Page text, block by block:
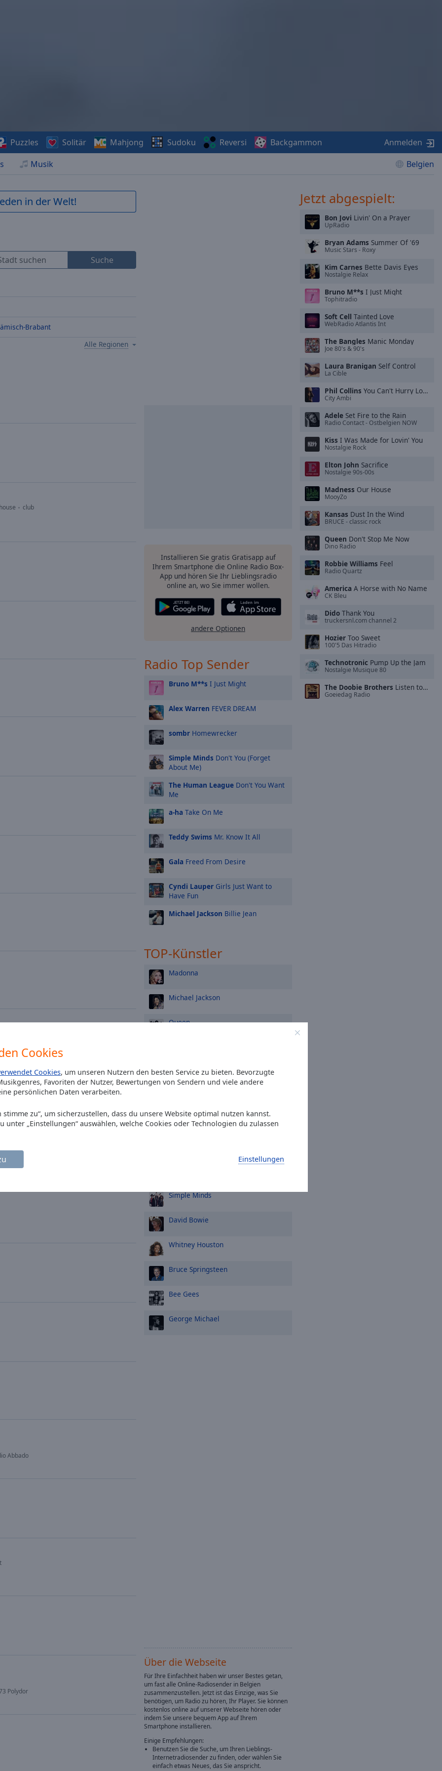
Cookies
Cookies, um unseren Nutzern den besten Service zu bieten. Bevorzugte
Favoriten der Nutzer, Bewertungen von Sendern und viele andere
persönlichen Daten verarbeiten.
stimme zu“, um sicherzustellen, dass du unsere Website optimal nutzen kannst.
unter „Einstellungen“ auswählen, welche Cookies oder Technologien du zulassen
Einstellungen
Musik Belgien
Puzzles Solitär Mahjong Sudoku Reversi Backgammon Anmelden
in der Welt!
Suche
Brabant
Alle Regionen
club
Abbado
Polydor
Installieren Sie gratis Gratisapp auf
Ihrem Smartphone die Online Radio Box-
App und hören Sie Ihr Lieblingsradio
online an, wo Sie immer wollen.
andere Optionen
Radio Top Sender
Bruno M**s I Just Might
Alex Warren FEVER DREAM
sombr Homewrecker
Simple Minds Don't You (Forget
About Me)
The Human League Don't You Want
Me
a-ha Take On Me
Teddy Swims Mr. Know It All
Gala Freed From Desire
Cyndi Lauper Girls Just Want to
Have Fun
Michael Jackson Billie Jean
TOP-Künstler
Madonna
Michael Jackson
Queen
Tina Turner
ABBA
Simple Minds
David Bowie
Whitney Houston
Bruce Springsteen
Bee Gees
George Michael
Über die Webseite
Für Ihre Einfachheit haben wir unser Bestes getan,
um fast alle Online-Radiosender in Belgien
zusammenzustellen. Jetzt ist das Einzige, was Sie
benötigen, um Radio zu hören, Ihr Player. Sie können
kostenlos online auf unserer Webseite hören oder
indem Sie unsere bequem App auf Ihrem
Smartphone installieren.
Einige Empfehlungen:
Benutzen Sie die Suche, um Ihren Lieblings-
Internetradiosender zu finden, oder wählen Sie
einfach etwas Neues, das Sie anspricht.
Jetzt abgespielt:
Bon Jovi Livin' On a Prayer
UpRadio
Bryan Adams Summer Of '69
Music Stars - Roxy
Kim Carnes Bette Davis Eyes
Nostalgie Relax
Bruno M**s I Just Might
Tophitradio
Soft Cell Tainted Love
WebRadio Atlantis Int
The Bangles Manic Monday
Joe 80's & 90's
Laura Branigan Self Control
La Cible
Phil Collins You Can't Hurry Love
City Ambi
Adele Set Fire to the Rain
Radio Contact - Ostbelgien NOW
Kiss I Was Made for Lovin' You
Nostalgie Rock
Elton John Sacrifice
Nostalgie 90s-00s
Madness Our House
MooyZo
Kansas Dust In the Wind
BRUCE - classic rock
Queen Don't Stop Me Now
Dino Radio
Robbie Williams Feel
Radio Quartz
America A Horse with No Name
CK Bleu
Dido Thank You
truckersnl.com channel 2
Hozier Too Sweet
100'5 Das Hitradio
Technotronic Pump Up the Jam
Nostalgie Musique 80
The Doobie Brothers Listen to the Music
Goeiedag Radio